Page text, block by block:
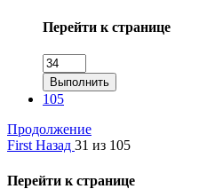
Перейти к странице
Выполнить
105
Продолжение
First Назад 31 из 105
Перейти к странице